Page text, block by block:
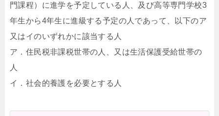
門課程）に進学を予定している人、及び高等専門学校3
年生から4年生に進級する予定の人であって、以下のア
又はイのいずれかに該当する人
ア．住民税非課税世帯の人、又は生活保護受給世帯の
人
イ．社会的養護を必要とする人